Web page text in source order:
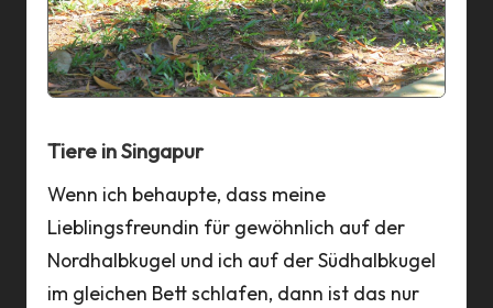
n
n
Tiere in Singapur
Wenn ich behaupte, dass meine
Lieblingsfreundin für gewöhnlich auf der
Nordhalbkugel und ich auf der Südhalbkugel
im gleichen Bett schlafen, dann ist das nur